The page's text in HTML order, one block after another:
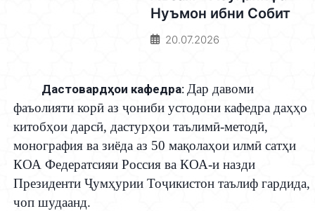
Нуъмон ибни Собит
20.07.2026
Дастовардҳои кафедра: Дар давоми
фаъолияти корӣ аз ҷониби устодони кафедра даҳҳо
китобҳои дарсӣ, дастурҳои таълимӣ-методӣ,
монография ва зиёда аз 50 мақолаҳои илмӣ сатҳи
КОА Федератсияи Россия ва КОА-и назди
Президенти Ҷумҳурии Тоҷикистон таълиф гардида,
чоп шудаанд.